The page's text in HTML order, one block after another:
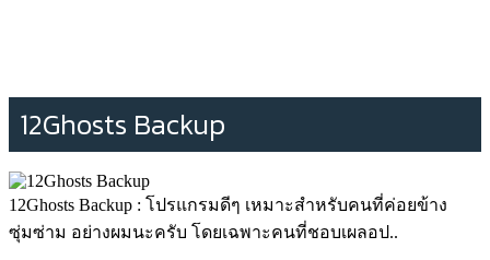
12Ghosts Backup
12Ghosts Backup : โปรแกรมดีๆ เหมาะสำหรับคนที่ค่อยข้าง
ซุ่มซ่าม อย่างผมนะครับ โดยเฉพาะคนที่ชอบเผลอป..